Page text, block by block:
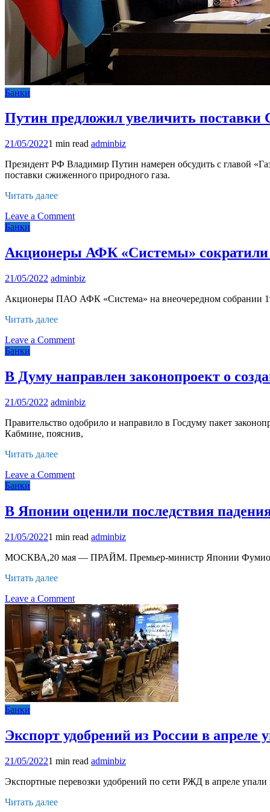
Банки
Путин предложил увеличить
21/05/20221 min read adminbiz
Президент РФ Владимир Путин намерен обсудить с главой
поставки сжиженного природного газа.
Читать далее
Leave a Commenton
увеличить
поставки
в
область
Банки
Акционеры АФК «Системы» сократили
21/05/2022 adminbiz
Акционеры ПАО АФК «Система» на внеочередном собрании 19
Читать далее
Leave a Commenton
сократили
директоров
девяти
человек
Банки
В Думу направлен законопроект о
21/05/2022 adminbiz
Правительство одобрило и направило в Госдуму пакет
Кабмине, пояснив,
Читать далее
Leave a Commenton
законопроект
создании
Соцфонда
России.
плюсах
для
граждан
Банки
В Японии оценили последствия
21/05/20221 min read adminbiz
МОСКВА,20 мая — ПРАЙМ. Премьер-министр Японии Фумио
Читать далее
Leave a Commenton
В
Японии
оценили
последствия
падения
иены
для
страны
Банки
Экспорт удобрений из России в апреле
21/05/20221 min read adminbiz
Экспортные перевозки удобрений по сети РЖД в апреле
Читать далее